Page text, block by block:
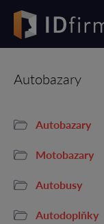
Autobazary
Autobazary
Motobazary
Autobusy
Autodoplňky